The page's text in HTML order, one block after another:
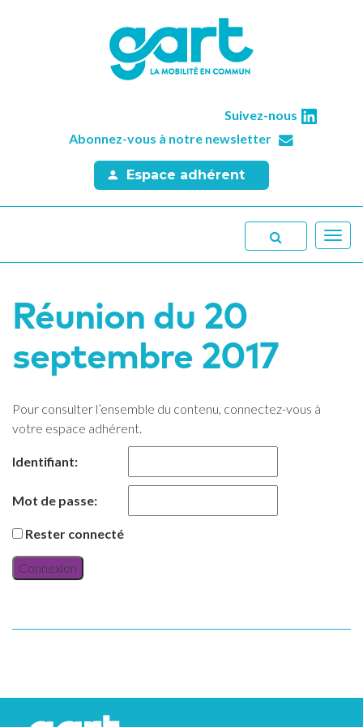
Suivez-nous
Abonnez-vous à notre newsletter
Espace adhérent
Réunion du 20
septembre 2017
Pour consulter l’ensemble du contenu, connectez-vous à
votre espace adhérent.
Identifiant:
Mot de passe:
Rester connecté
Connexion